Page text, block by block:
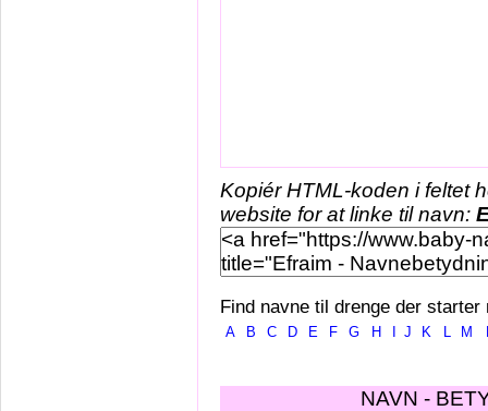
Kopiér HTML-koden i feltet
website for at linke til navn:
Find navne til drenge der starter
A B C D E F G H J K L M
NAVN -